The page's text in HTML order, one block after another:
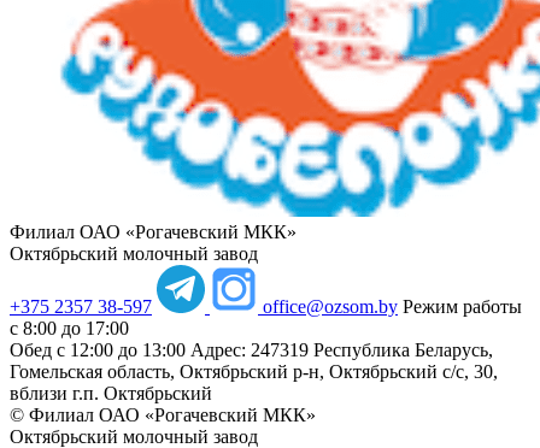
Филиал ОАО «Рогачевский МКК»
Октябрьский молочный завод
+375 2357 38-597 office@ozsom.by Режим работы
с 8:00 до 17:00
Обед с 12:00 до 13:00 Адрес: 247319 Республика Беларусь,
Гомельская область, Октябрьский р-н, Октябрьский с/с, 30,
вблизи г.п. Октябрьский
© Филиал ОАО «Рогачевский МКК»
Октябрьский молочный завод